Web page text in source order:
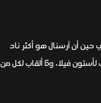
أن آرسنال هو أكثر ناد
تتويجا بلقب المسابقة برصيد 14 لقبا مقابل 12 ل‍مانشستر يونايتد، و8 لكل من تشيلسي وليفربول وتوتنهام، و7 ألقاب ل‍أستون فيلا، و6 ألقاب لكل من